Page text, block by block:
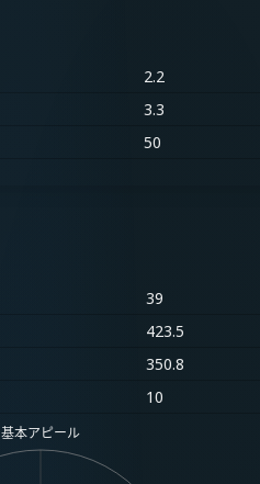
2.2
3.3
50
39
423.5
350.8
10
基本アピール